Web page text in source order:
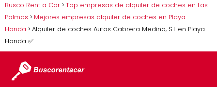
Busco Rent a Car
Top empresas de alquiler de coches en Las
Palmas
Mejores empresas alquiler de coches en Playa
Honda
Alquiler de coches Autos Cabrera Medina, S.l. en Playa
Honda ✅